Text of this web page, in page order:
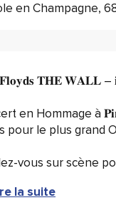
en Champagne,
𝐓𝐇𝐄 𝐖𝐀𝐋𝐋 –
en Hommage à
pour le plus grand
vous sur scène
la suite